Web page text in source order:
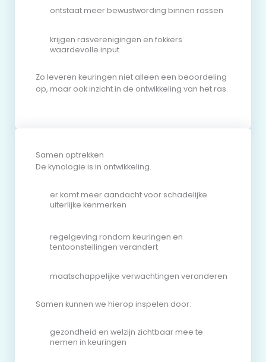
ontstaat meer bewustwording binnen rassen
krijgen rasverenigingen en fokkers
waardevolle input
Zo leveren keuringen niet alleen een beoordeling
op, maar ook inzicht in de ontwikkeling van het ras.
Samen optrekken
De kynologie is in ontwikkeling.
er komt meer aandacht voor schadelijke
uiterlijke kenmerken
regelgeving rondom keuringen en
tentoonstellingen verandert
maatschappelijke verwachtingen veranderen
Samen kunnen we hierop inspelen door:
gezondheid en welzijn zichtbaar mee te
nemen in keuringen